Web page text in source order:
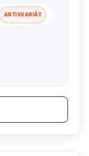
ANTIKVARIÁT